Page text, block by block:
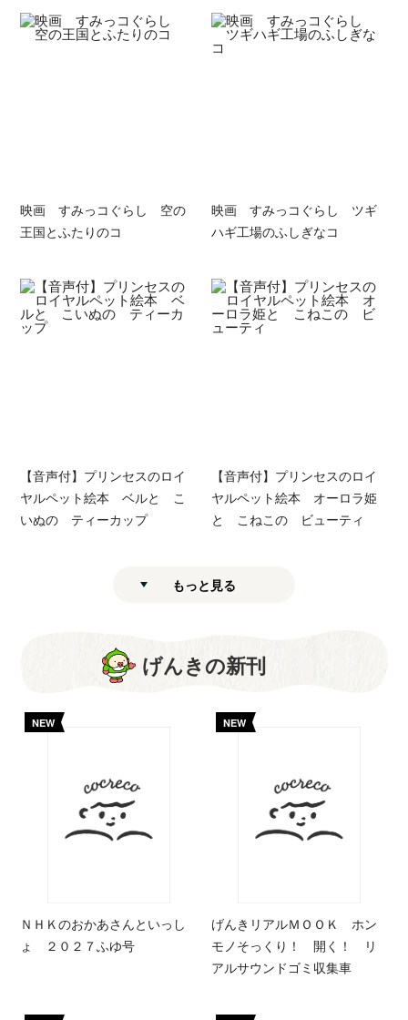
映画 すみっコぐらし 空の
王国とふたりのコ
映画 すみっコぐらし ツギ
ハギ工場のふしぎなコ
【音声付】プリンセスのロイ
ヤルペット絵本 ベルと こ
いぬの ティーカップ
【音声付】プリンセスのロイ
ヤルペット絵本 オーロラ姫
と こねこの ビューティ
もっと見る
げんきの新刊
NEW
ＮＨＫのおかあさんといっし
ょ ２０２７ふゆ号
NEW
げんきリアルＭＯＯＫ ホン
モノそっくり！ 開く！ リ
アルサウンドゴミ収集車